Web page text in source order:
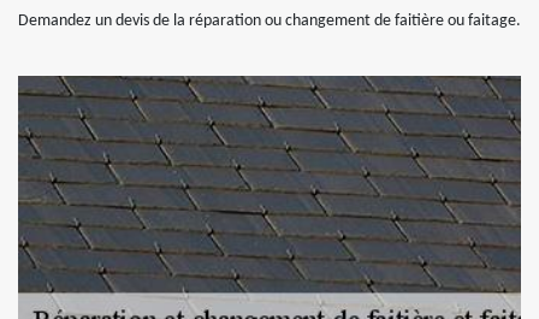
Demandez un devis de la réparation ou changement de faitière ou faitage.